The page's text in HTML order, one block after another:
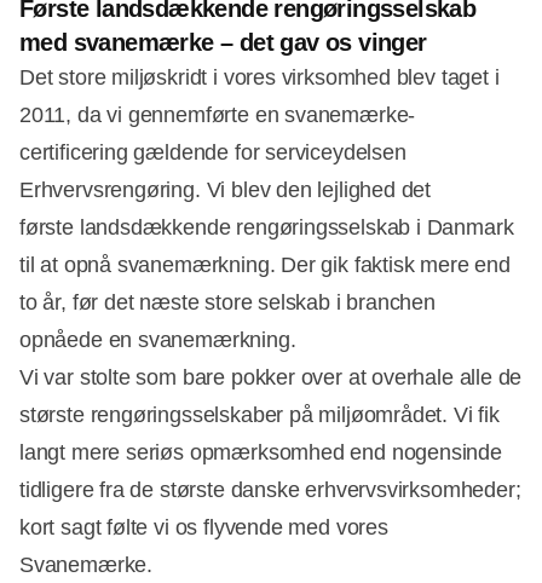
Første landsdækkende rengøringsselskab
med svanemærke – det gav os vinger
Det store miljøskridt i vores virksomhed blev taget i
2011, da vi gennemførte en svanemærke-
certificering gældende for serviceydelsen
Erhvervsrengøring. Vi blev den lejlighed det
første landsdækkende rengøringsselskab i Danmark
til at opnå svanemærkning. Der gik faktisk mere end
to år, før det næste store selskab i branchen
opnåede en svanemærkning.
Vi var stolte som bare pokker over at overhale alle de
største rengøringsselskaber på miljøområdet. Vi fik
langt mere seriøs opmærksomhed end nogensinde
tidligere fra de største danske erhvervsvirksomheder;
kort sagt følte vi os flyvende med vores
Svanemærke.